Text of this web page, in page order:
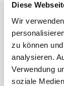
Diese
Wir
zu können
analysieren.
Verwendung
soziale